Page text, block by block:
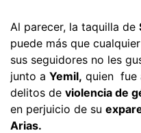
Al parecer, la taquilla de
puede más que
sus seguidores no les
junto a Yemil, quien fue
delitos de violencia de
en perjuicio de su
Arias.